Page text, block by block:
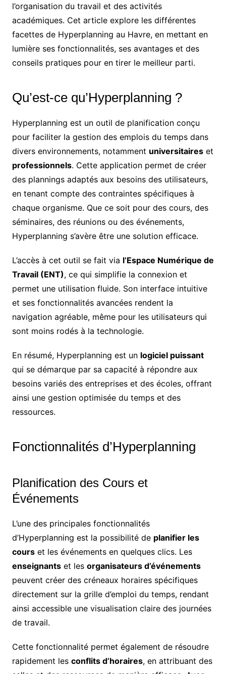
l’organisation du travail et des activités
académiques. Cet article explore les différentes
facettes de Hyperplanning au Havre, en mettant en
lumière ses fonctionnalités, ses avantages et des
conseils pratiques pour en tirer le meilleur parti.
Qu’est-ce qu’Hyperplanning ?
Hyperplanning est un outil de planification conçu
pour faciliter la gestion des emplois du temps dans
divers environnements, notamment universitaireset
professionnels. Cette application permet de créer
des plannings adaptés aux besoins des utilisateurs,
en tenant compte des contraintes spécifiques à
chaque organisme. Que ce soit pour des cours, des
séminaires, des réunions ou des événements,
Hyperplanning s’avère être une solution efficace.
L’accès à cet outil se fait via l’Espace Numérique de
Travail (ENT), ce qui simplifie la connexion et
permet une utilisation fluide. Son interface intuitive
et ses fonctionnalités avancées rendent la
navigation agréable, même pour les utilisateurs qui
sont moins rodés à la technologie.
En résumé, Hyperplanning est un logiciel puissant
qui se démarque par sa capacité à répondre aux
besoins variés des entreprises et des écoles, offrant
ainsi une gestion optimisée du temps et des
ressources.
Fonctionnalités d’Hyperplanning
Planification des Cours et
Événements
L’une des principales fonctionnalités
d’Hyperplanning est la possibilité de planifier les
courset les événements en quelques clics. Les
enseignantset les organisateurs d’événements
peuvent créer des créneaux horaires spécifiques
directement sur la grille d’emploi du temps, rendant
ainsi accessible une visualisation claire des journées
de travail.
Cette fonctionnalité permet également de résoudre
rapidement les conflits d’horaires, en attribuant des